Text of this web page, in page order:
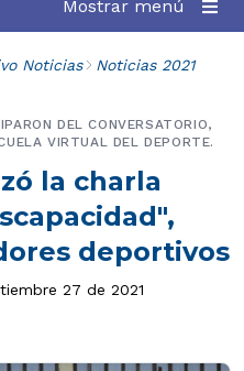
Mostrar menú
Noticias Noticias 2021
la charla
deportivos
DEL CONVERSATORIO,
VIRTUAL DEL DEPORTE.
27 de 2021